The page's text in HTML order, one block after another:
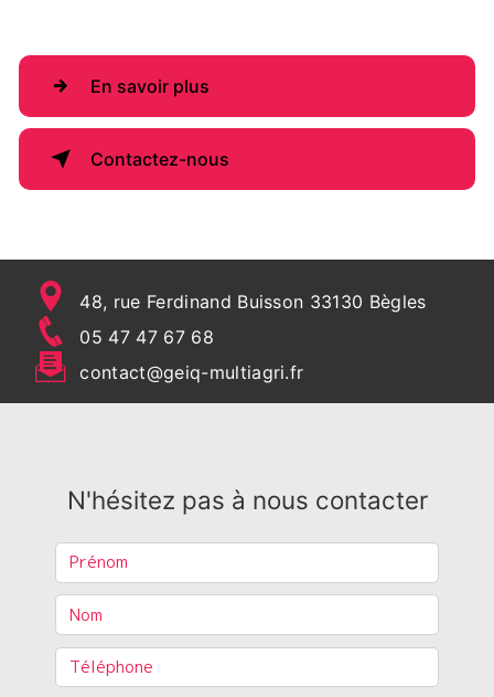
En savoir plus
Contactez-nous
48, rue Ferdinand Buisson 33130 Bègles
05 47 47 67 68
contact@geiq-multiagri.fr
N'hésitez pas à nous contacter